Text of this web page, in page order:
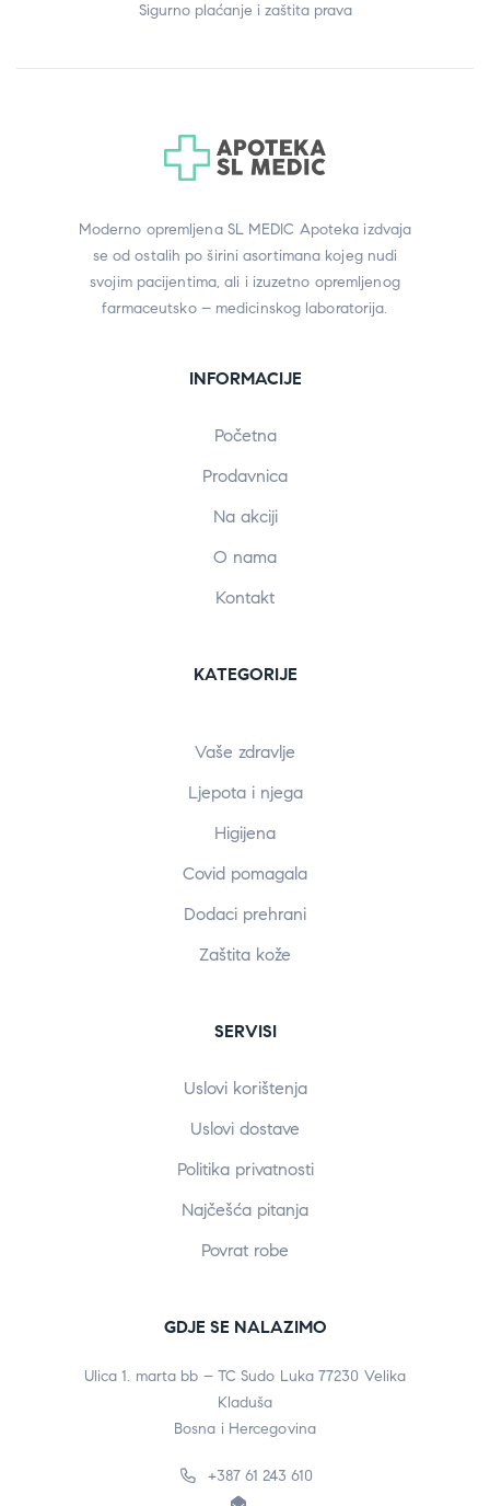
Sigurno plaćanje i zaštita prava
Moderno opremljena SL MEDIC Apoteka izdvaja
se od ostalih po širini asortimana kojeg nudi
svojim pacijentima, ali i izuzetno opremljenog
farmaceutsko – medicinskog laboratorija.
INFORMACIJE
Početna
Prodavnica
Na akciji
O nama
Kontakt
KATEGORIJE
Vaše zdravlje
Ljepota i njega
Higijena
Covid pomagala
Dodaci prehrani
Zaštita kože
SERVISI
Uslovi korištenja
Uslovi dostave
Politika privatnosti
Najčešća pitanja
Povrat robe
GDJE SE NALAZIMO
Ulica 1. marta bb – TC Sudo Luka 77230 Velika
Kladuša
Bosna i Hercegovina
+387 61 243 610